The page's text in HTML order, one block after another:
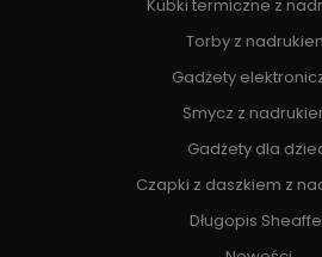
Kubki termiczne z
Torby z
Gadżety
Smycz z
Gadżety dla
Czapki z daszkiem z
Długopis